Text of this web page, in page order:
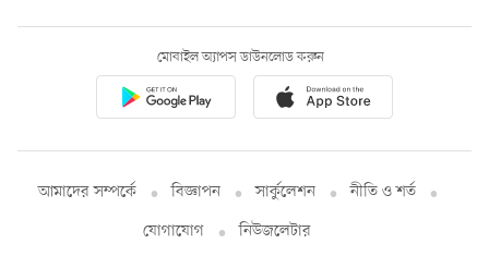
মোবাইল অ্যাপস ডাউনলোড করুন
আমাদের সম্পর্কে বিজ্ঞাপন সার্কুলেশন
নীতি ও শর্ত
যোগাযোগ
নিউজলেটার